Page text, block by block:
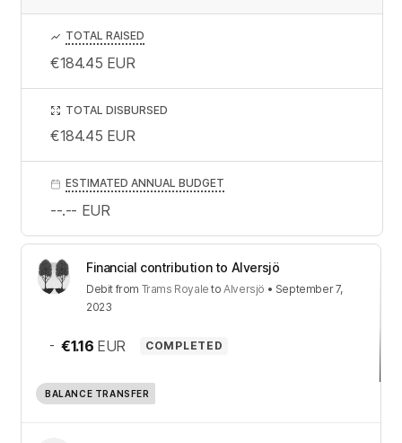
Financial contribution to Alversjö
Debit from Trams Royale to Alversjö • September 7,
2023
- €1.16 EUR COMPLETED
BALANCE TRANSFER
TOTAL RAISED
€184.45 EUR
TOTAL DISBURSED
€184.45 EUR
ESTIMATED ANNUAL BUDGET
--.-- EUR